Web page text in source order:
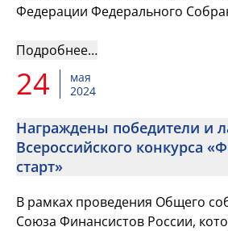
Федерации Федерального
Всероссийскую Конференцию на ...
Подробнее…
24
мая
2024
Награждены победители и
Всероссийского конкурса
старт»
В рамках проведения Общего
Союза Финансистов России,